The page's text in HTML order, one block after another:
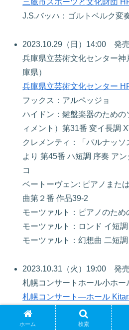
三鷹市スポーツと文化財団
J.S.バッハ：ゴルトベルク変
2023.10.29（日）14:00 発
兵庫県立芸術文化センター
庫県）
兵庫県立芸術文化センター
フックス：アルペッジョ
ハイドン：鍵盤楽器のための
ィメント）第31番 変イ長調
クレメンティ：「パルナッ
より 第45番 ハ短調 序奏 ア
コ
ベートーヴェン: ピアノまた
曲第２番 作品39-2
モーツァルト：ピアノのた
モーツァルト：ロンド イ短調
モーツァルト：幻想曲 二短
2023.10.31（火）19:00 発
札幌コンサートホール小ホー
札幌コンサート―ホール
J.S.バッハ：ゴルトベルク変
ホーム 検索